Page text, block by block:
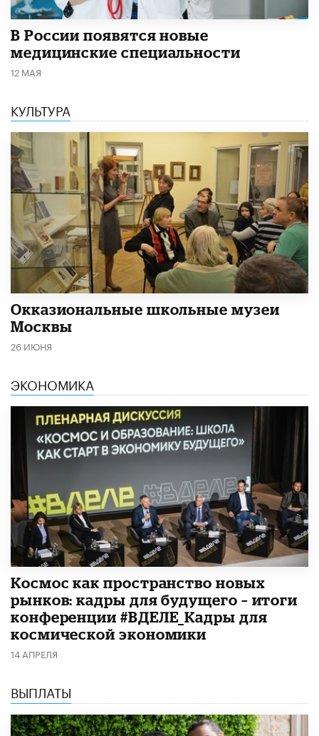
В России появятся новые
медицинские специальности
12 МАЯ
КУЛЬТУРА
​Окказиональные школьные музеи
Москвы
26 ИЮНЯ
ЭКОНОМИКА
Космос как пространство новых
рынков: кадры для будущего – итоги
конференции #ВДЕЛЕ_Кадры для
космической экономики
14 АПРЕЛЯ
ВЫПЛАТЫ